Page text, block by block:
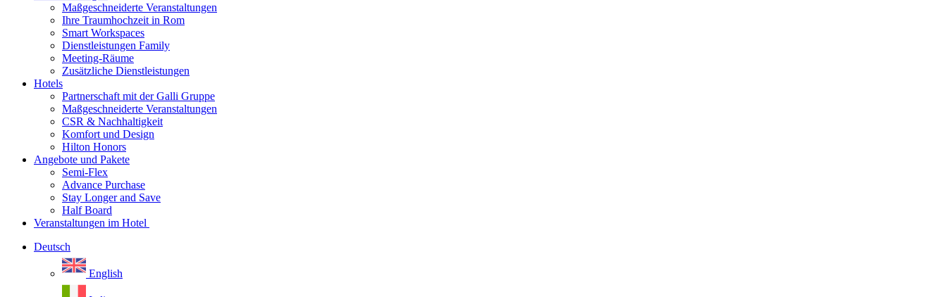
Maßgeschneiderte Veranstaltungen
Ihre Traumhochzeit in Rom
Smart Workspaces
Dienstleistungen Family
Meeting-Räume
Zusätzliche Dienstleistungen
Hotels
Partnerschaft mit der Galli Gruppe
Maßgeschneiderte Veranstaltungen
CSR & Nachhaltigkeit
Komfort und Design
Hilton Honors
Angebote und Pakete
Semi-Flex
Advance Purchase
Stay Longer and Save
Half Board
Veranstaltungen im Hotel
Deutsch
English